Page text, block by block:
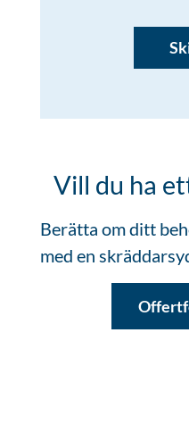
Vill du ha
Berätta om ditt
med en